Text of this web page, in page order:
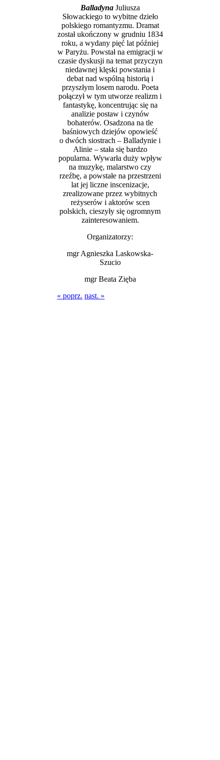
Balladyna Juliusza
Słowackiego to wybitne dzieło
polskiego romantyzmu. Dramat
został ukończony w grudniu 1834
roku, a wydany pięć lat później
w Paryżu. Powstał na emigracji w
czasie dyskusji na temat przyczyn
niedawnej klęski powstania i
debat nad wspólną historią i
przyszłym losem narodu. Poeta
połączył w tym utworze realizm i
fantastykę, koncentrując się na
analizie postaw i czynów
bohaterów. Osadzona na tle
baśniowych dziejów opowieść
o dwóch siostrach – Balladynie i
Alinie – stała się bardzo
popularna. Wywarła duży wpływ
na muzykę, malarstwo czy
rzeźbę, a powstałe na przestrzeni
lat jej liczne inscenizacje,
zrealizowane przez wybitnych
reżyserów i aktorów scen
polskich, cieszyły się ogromnym
zainteresowaniem.
Organizatorzy:
mgr Agnieszka Laskowska-
Szucio
mgr Beata Zięba
« poprz. nast. »